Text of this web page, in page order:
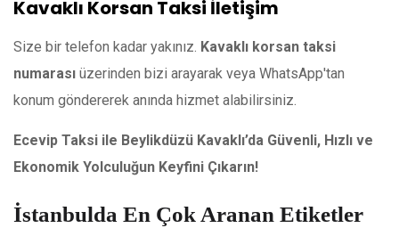
Kavaklı Korsan Taksi İletişim
Size bir telefon kadar yakınız. Kavaklı korsan taksi
numarası üzerinden bizi arayarak veya WhatsApp'tan
konum göndererek anında hizmet alabilirsiniz.
Ecevip Taksi ile Beylikdüzü Kavaklı’da Güvenli, Hızlı ve
Ekonomik Yolculuğun Keyfini Çıkarın!
İstanbulda En Çok Aranan Etiketler